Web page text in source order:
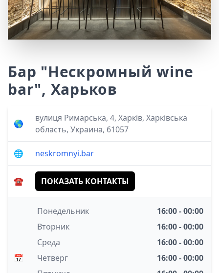
Бар "Нескромный wine
bar", Харьков
🌎
вулиця Римарська, 4, Харків, Харківська
область, Украина, 61057
🌐 neskromnyi.bar
☎️ ПОКАЗАТЬ КОНТАКТЫ
📅
Понедельник
16:00 - 00:00
Вторник
16:00 - 00:00
Среда
16:00 - 00:00
Четверг
16:00 - 00:00